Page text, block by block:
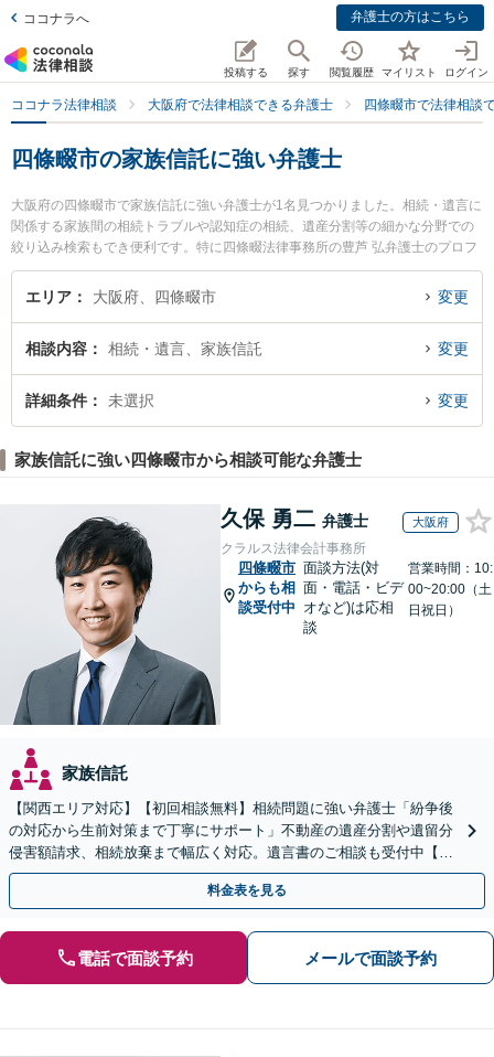
ココナラへ 弁護士の方はこちら
投稿する 探す 閲覧履歴 マイリスト ログイン
ココナラ法律相談 大阪府で法律相談できる弁護士 四條畷市で法律相談
四條畷市の家族信託に強い弁護士
大阪府の四條畷市で家族信託に強い弁護士が1名見つかりました。相続・遺言に
関係する家族間の相続トラブルや認知症の相続、遺産分割等の細かな分野での
絞り込み検索もでき便利です。特に四條畷法律事務所の豊芦 弘弁護士のプロフ
ィール情報や弁護士費用、強みなどが注目されています。『四條畷市で土日や
夜間に発生した家族信託のトラブルを今すぐに弁護士に相談したい』『家族信
りの相談者さんにおすすめです。
エリア 大阪府、四條畷市 変更
相談内容 相続・遺言、家族信託 変更
詳細条件 未選択 変更
家族信託に強い四條畷市から相談可能な弁護士
久保 勇二 弁護士 大阪府
クラルス法律会計事務所
四條畷市
からも相
談受付中
面談方法(対
面・電話・ビデ
オなど)は応相
談
営業時間：10:
00~20:00（土
日祝日）
家族信託
【関西エリア対応】【初回相談無料】相続問題に強い弁護士「紛争後
の対応から生前対策まで丁寧にサポート」不動産の遺産分割や遺留分
侵害額請求、相続放棄まで幅広く対応。遺言書のご相談も受付中【夜
間・休日面談可】【WEB面談】【完全個室】
料金表を見る
電話で面談予約 メールで面談予約